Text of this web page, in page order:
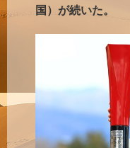
国）が続いた。